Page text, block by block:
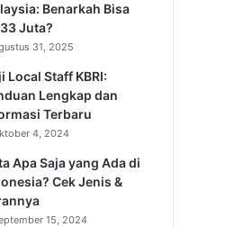
Benarkah Bisa
Juta?
31, 2025
Local Staff KBRI:
Lengkap dan
Terbaru
4, 2024
Apa Saja yang Ada di
Cek Jenis &
15, 2024